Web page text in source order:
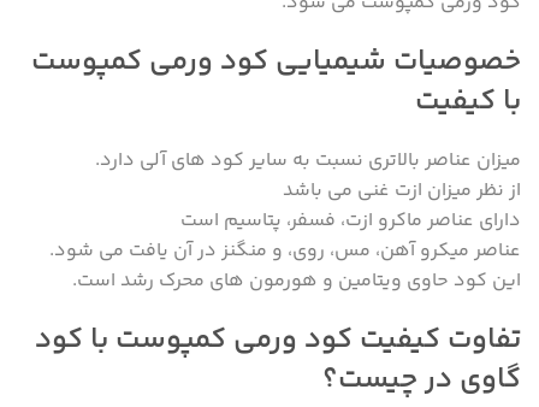
خصوصیات شیمیایی کود ورمی کمپوست
با کیفیت
میزان عناصر بالاتری نسبت به سایر کود های آلی دارد.
از نظر میزان ازت غنی می باشد
دارای عناصر ماکرو ازت، فسفر، پتاسیم است
عناصر میکرو آهن، مس، روی، و منگنز در آن یافت می شود.
این کود حاوی ویتامین و هورمون های محرک رشد است.
تفاوت کیفیت کود ورمی کمپوست با کود
گاوی در چیست؟